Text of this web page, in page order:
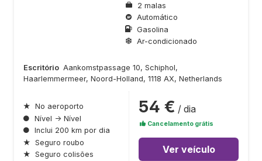
2 malas
Automático
Gasolina
Ar-condicionado
Escritório Aankomstpassage 10, Schiphol,
Haarlemmermeer, Noord-Holland, 1118 AX, Netherlands
★ No aeroporto
● Nível → Nível
● Inclui 200 km por dia
★ Seguro roubo
★ Seguro colisões
54 € / dia
Cancelamento grátis
Ver veículo